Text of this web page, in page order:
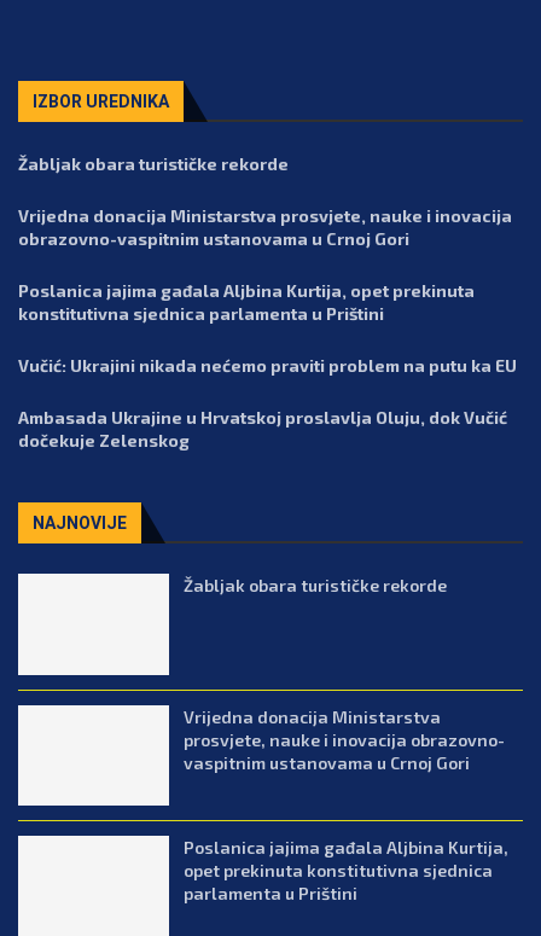
IZBOR UREDNIKA
Žabljak obara turističke rekorde
Vrijedna donacija Ministarstva prosvjete, nauke i inovacija
obrazovno-vaspitnim ustanovama u Crnoj Gori
Poslanica jajima gađala Aljbina Kurtija, opet prekinuta
konstitutivna sjednica parlamenta u Prištini
Vučić: Ukrajini nikada nećemo praviti problem na putu ka EU
Ambasada Ukrajine u Hrvatskoj proslavlja Oluju, dok Vučić
dočekuje Zelenskog
NAJNOVIJE
Žabljak obara turističke rekorde
Vrijedna donacija Ministarstva
prosvjete, nauke i inovacija obrazovno-
vaspitnim ustanovama u Crnoj Gori
Poslanica jajima gađala Aljbina Kurtija,
opet prekinuta konstitutivna sjednica
parlamenta u Prištini